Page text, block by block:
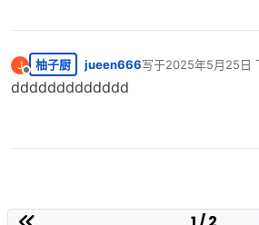
J
离线
柚子厨 jueen666写于2025年5月25日
最后由 编辑
ddddddddddddd